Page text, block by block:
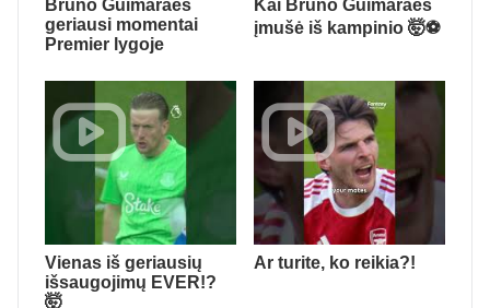
Bruno Guimaraes
geriausi momentai
Premier lygoje
Kai Bruno Guimarães
įmušė iš kampinio 🤯⚽️
Vienas iš geriausių
išsaugojimų EVER!?
🤯
Ar turite, ko reikia?!